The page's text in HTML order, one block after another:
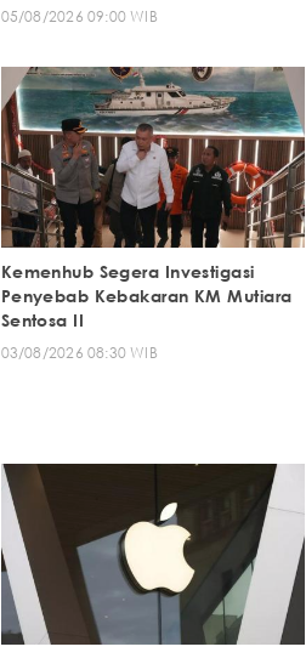
05/08/2026 09:00 WIB
Kemenhub Segera Investigasi
Penyebab Kebakaran KM Mutiara
Sentosa II
03/08/2026 08:30 WIB